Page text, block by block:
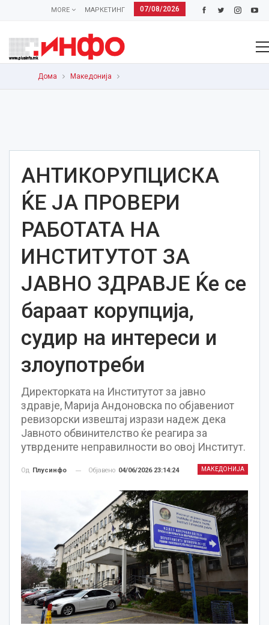
07/08/2026
МАРКЕТИНГ
MORE
Дома Македонија
АНТИКОРУПЦИСКА
ЌЕ ЈА ПРОВЕРИ
РАБОТАТА НА
ИНСТИТУТОТ ЗА
ЈАВНО ЗДРАВЈЕ Ќе се
бараат корупција,
судир на интереси и
злоупотреби
Директорката на Институтот за јавно
здравје, Марија Андоновска по објавениот
ревизорски извештај изрази надеж дека
Јавното обвинителство ќе реагира за
утврдените неправилности во овој Институт.
МАКЕДОНИЈА
Од Плусинфо Објавено 04/06/2026 23:14:24